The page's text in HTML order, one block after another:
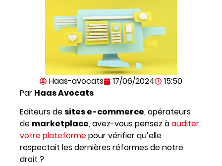
Haas-avocats 17/06/2024
15:50
Par Haas Avocats
Editeurs de sites e-commerce, opérateurs
de marketplace, avez-vous pensez àauditer
votre plateformepour vérifier qu’elle
respectait les dernières réformes de notre
droit ?